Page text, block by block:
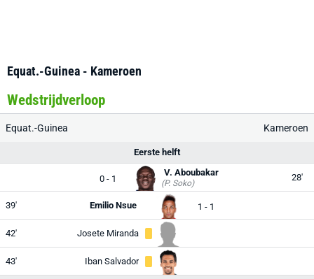
Equat.-Guinea - Kameroen
Wedstrijdverloop
Equat.-Guinea Kameroen
Eerste helft
0 - 1
V. Aboubakar
(P. Soko)
28'
39' Emilio Nsue 1 - 1
42' Josete Miranda
43' Iban Salvador